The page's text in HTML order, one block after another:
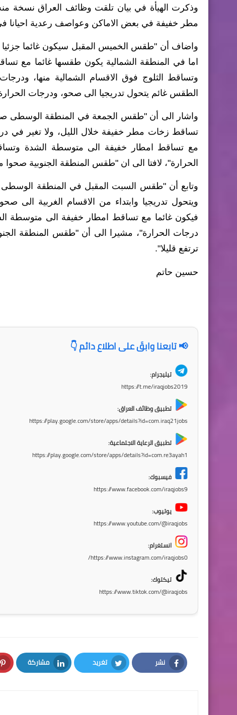
وذكرت الهيأة في بيان تلقت وظائف العراق نسخة
مطر خفيفة في بعض الاماكن وعواصف رعدية احيانا
واضاف أن "طقس الخميس المقبل سيكون غائما
اما في المنطقة الشمالية يكون طقسها غائما مع
وتساقط الثلوج فوق الاقسام الشمالية منها،
الطقس غائم يتحول تدريجيا الى صحو، ودرجات
واشار الى أن "طقس الجمعة في المنطقة الوسطى
تساقط زخات مطر خفيفة خلال الليل، ولا تغير في
مع تساقط امطار خفيفة الى متوسطة الشدة
الحرارة"، لافتا الى ان "طقس المنطقة الجنوبية
وتابع أن "طقس السبت المقبل في المنطقة الوسطى
ويتحول تدريجيا وابتداء من الاقسام الغربية الى
فيكون غائما مع تساقط امطار خفيفة الى متوسطة
درجات الحرارة"، مشيرا الى أن "طقس المنطقة
ترتفع قليلا".
حسين حاتم
📢 تابعنا وابقَ على اطلاع دائم 👇
تيليجرام:
https://t.me/iraqjobs2019
تطبيق وظائف العراق:
https://play.google.com/store/apps/details?id=com.iraq21jobs
تطبيق الرعاية الاجتماعية:
https://play.google.com/store/apps/details?id=com.re3ayah1
فيسبوك:
https://www.facebook.com/iraqjobs9
يوتيوب:
https://www.youtube.com/@iraqjobs
انستغرام:
https://www.instagram.com/iraqjobs0/
تيكتوك:
https://www.tiktok.com/@iraqjobs
نشر
Facebook
تغريد
Twitter
مشاركة
LinkedIn